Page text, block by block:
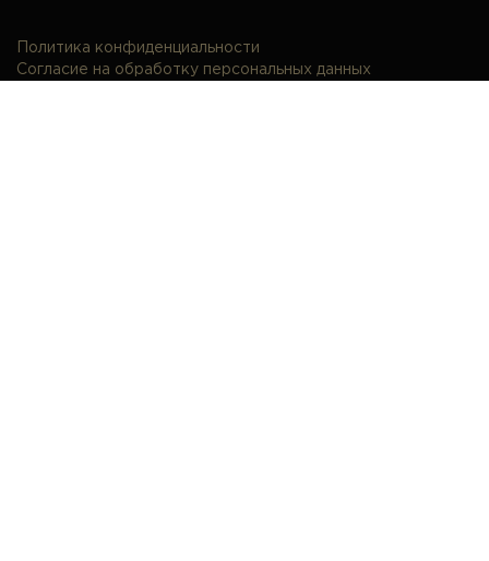
Политика конфиденциальности
Согласие на обработку персональных данных